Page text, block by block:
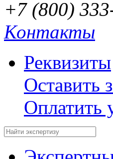
+7 (800)
Контакты
Реквизиты
Оставить
Оплатить